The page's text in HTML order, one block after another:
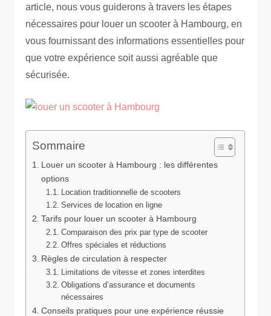
article, nous vous guiderons à travers les étapes
nécessaires pour louer un scooter à Hambourg, en
vous fournissant des informations essentielles pour
que votre expérience soit aussi agréable que
sécurisée.
Sommaire
Louer un scooter à Hambourg : les différentes
options
Location traditionnelle de scooters
Services de location en ligne
Tarifs pour louer un scooter à Hambourg
Comparaison des prix par type de scooter
Offres spéciales et réductions
Règles de circulation à respecter
Limitations de vitesse et zones interdites
Obligations d’assurance et documents
nécessaires
Conseils pratiques pour une expérience réussie